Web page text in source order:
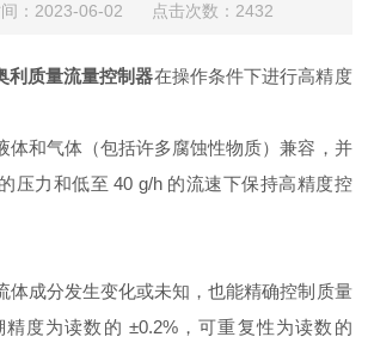
间：2023-06-02 点击次数：2432
利质量流量控制器在操作条件下进行高精度
体和气体（包括许多腐蚀性物质）兼容，并
压力和低至 40 g/h 的流速下保持高精度控
体成分发生变化或未知，也能精确控制质量
度为读数的 ±0.2%，可重复性为读数的